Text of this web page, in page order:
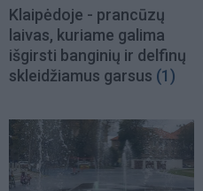
Klaipėdoje - prancūzų
laivas, kuriame galima
išgirsti banginių ir delfinų
skleidžiamus garsus (1)